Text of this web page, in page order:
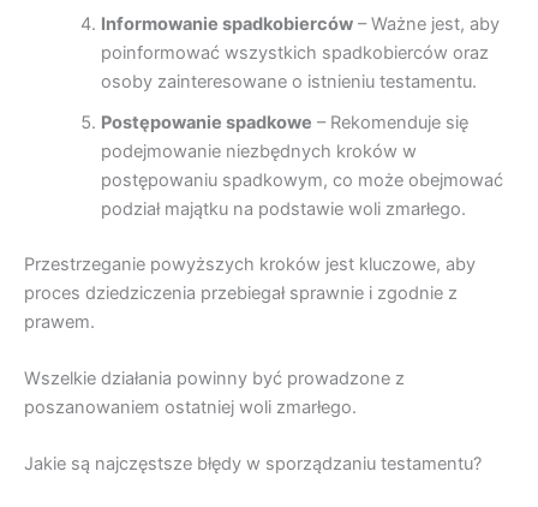
Informowanie spadkobierców– Ważne jest, aby
poinformować wszystkich spadkobierców oraz
osoby zainteresowane o istnieniu testamentu.
Postępowanie spadkowe – Rekomenduje się
podejmowanie niezbędnych kroków w
postępowaniu spadkowym, co może obejmować
podział majątku na podstawie woli zmarłego.
Przestrzeganie powyższych kroków jest kluczowe, aby
proces dziedziczenia przebiegał sprawnie i zgodnie z
prawem.
Wszelkie działania powinny być prowadzone z
poszanowaniem ostatniej woli zmarłego.
Jakie są najczęstsze błędy w sporządzaniu testamentu?